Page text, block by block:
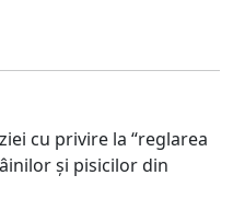
cu privire la “reglarea
și pisicilor din